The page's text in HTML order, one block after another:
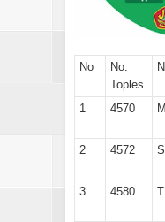
No
No.
Toples
1 4570
2
4572
3
4580